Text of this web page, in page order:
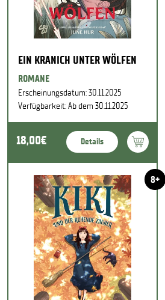
EIN KRANICH UNTER WÖLFEN
ROMANE
Erscheinungsdatum: 30.11.2025
Verfügbarkeit: Ab dem 30.11.2025
18,00€ Details
8+